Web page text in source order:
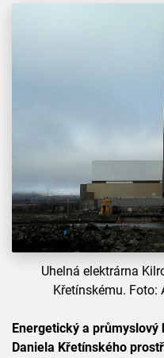
Uhelná elektrárna
Křetínskému. Foto:
Energetický a
Daniela Křetínského